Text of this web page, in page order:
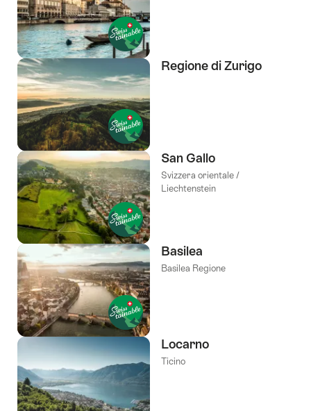
Regione di Zurigo
San Gallo
Svizzera orientale /
Liechtenstein
Basilea
Basilea Regione
Locarno
Ticino